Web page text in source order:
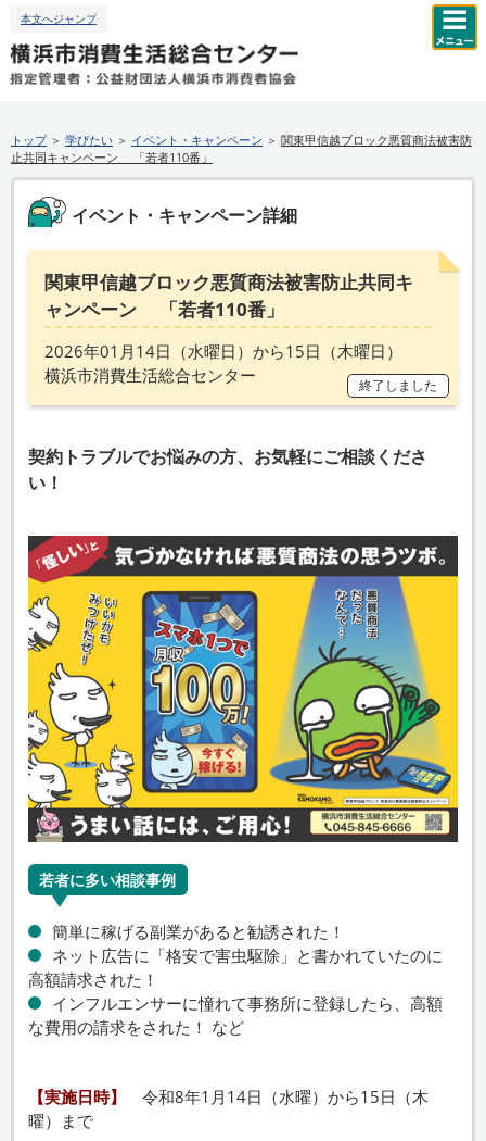
本文へジャンプ
トップ＞ 学びたい ＞ イベント・キャンペーン ＞ 関東甲信越ブロック悪質商法被害防
止共同キャンペーン 「若者110番」
イベント・キャンペーン詳細
関東甲信越ブロック悪質商法被害防止共同キ
ャンペーン 「若者110番」
2026年01月14日（水曜日）から15日（木曜日）
横浜市消費生活総合センター
終了しました
契約トラブルでお悩みの方、お気軽にご相談くださ
い！
若者に多い相談事例
簡単に稼げる副業があると勧誘された！
ネット広告に「格安で害虫駆除」と書かれていたのに
高額請求された！
インフルエンサーに憧れて事務所に登録したら、高額
な費用の請求をされた！ など
【実施日時】
令和8年1月14日（水曜）から15日（木
曜）まで